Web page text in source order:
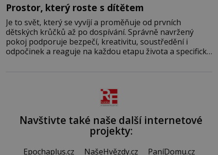
Prostor, který roste s dítětem
Je to svět, který se vyvíjí a proměňuje od prvních
dětských krůčků až po dospívání. Správně navržený
pokoj podporuje bezpečí, kreativitu, soustředění i
odpočinek a reaguje na každou etapu života a specifické
Navštivte také naše další internetové
projekty:
Epochaplus.cz NašeHvězdy.cz PaníDomu.cz